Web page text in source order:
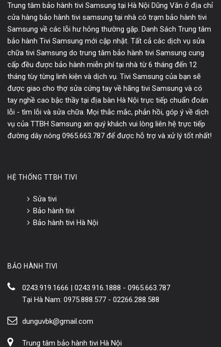
Trung tâm bảo hành tivi Samsung tại Hà Nội Dũng Văn ở địa chỉ
cửa hàng bảo hành tivi samsung tại nhà có trạm bảo hành tivi
Samsung về các lỗi hư hỏng thường gặp. Danh Sách Trung tâm
bảo hành Tivi Samsung mới cập nhật. Tất cả các dịch vụ sửa
chữa tivi Samsung do trung tâm bảo hành tivi Samsung cung
cấp đều được bảo hành miễn phí tại nhà từ 6 tháng đến 12
tháng tùy từng linh kiện và dịch vụ. Tivi Samsung của bạn sẽ
được giao cho thợ sửa cứng tay về hãng tivi Samsung và có
tay nghề cao bậc thầy tại địa bàn Hà Nội trực tiếp chuẩn đoán
lỗi - tìm lỗi và sửa chữa. Mọi thắc mắc, phản hồi, góp ý về dịch
vụ của TTBH Samsung xin quý khách vui lòng liên hệ trực tiếp
đường dây nóng 0965.663.787 để được hỗ trợ và xử lý tốt nhất!
HỆ THỐNG TTBH TIVI
Sửa tivi
Bảo hành tivi
Bảo hành tivi Hà Nội
BẢO HÀNH TIVI
0243.919.1666 | 0243.916.1888 - 0965.663.787
Tại Hà Nam: 0975.888.577 - 02266.288.588
dunguvbk@gmail.com
Trung tâm bảo hành tivi Hà Nội